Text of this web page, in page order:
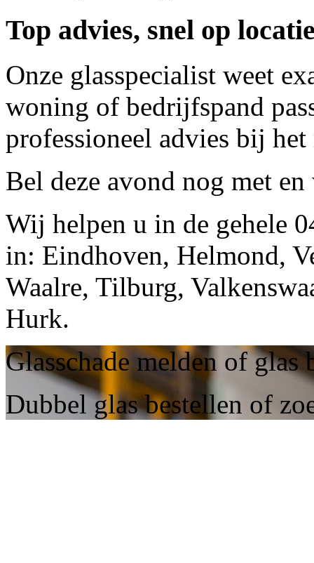
Top advies, snel op
Onze glasspecialist weet
woning of bedrijfspand
professioneel advies bij
Bel deze avond nog met en
Wij helpen u in de gehele
in: Eindhoven, Helmond,
Waalre, Tilburg,
Hurk.
Glasschade melden of glas
Dubbel glas bestellen of